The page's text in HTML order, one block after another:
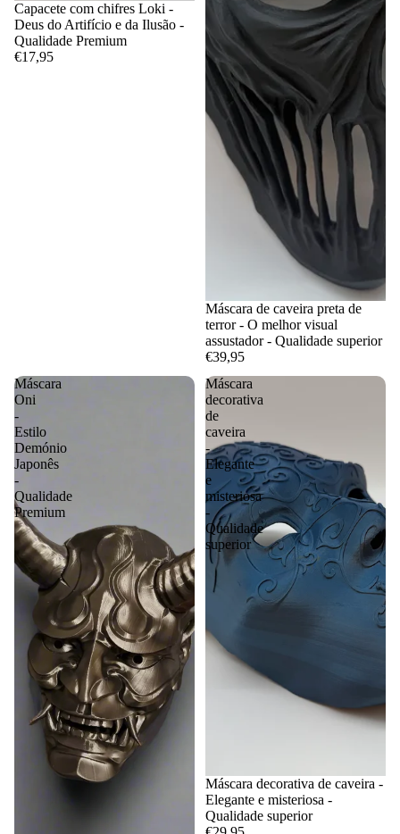
Capacete com chifres Loki -
Deus do Artifício e da Ilusão -
Qualidade Premium
€17,95
Máscara de caveira preta de
terror - O melhor visual
assustador - Qualidade superior
€39,95
Máscara
Oni
-
Estilo
Demónio
Japonês
-
Qualidade
Premium
Máscara
decorativa
de
caveira
-
Elegante
e
misteriosa
-
Qualidade
superior
Máscara decorativa de caveira -
Elegante e misteriosa -
Qualidade superior